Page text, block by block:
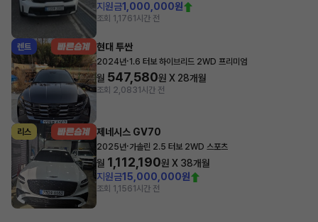
지원금1,000,000원
조회 1,1761시간 전
렌트 현대 투싼
2024년·1.6 터보 하이브리드 2WD 프리미엄
월 547,580원 X 28개월
조회 2,0831시간 전
리스 제네시스 GV70
2025년·가솔린 2.5 터보 2WD 스포츠
월 1,112,190원 X 38개월
지원금15,000,000원
조회 1,1561시간 전